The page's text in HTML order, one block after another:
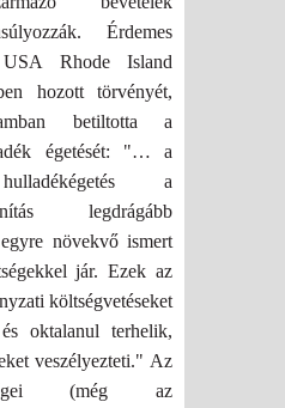
Érdemes
Rhode Island
hozott törvényét,
betiltotta a
égetését: "… a
a
legdrágább
növekvő ismert
jár. Ezek az
költségvetéseket
oktalanul terhelik,
veszélyezteti." Az
(még az